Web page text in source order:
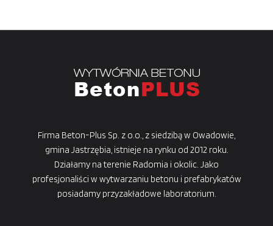
Firma Beton-Plus Sp. z o.o., z siedzibą w Owadowie,
gmina Jastrzębia, istnieje na rynku od 2012 roku.
Działamy na terenie Radomia i okolic. Jako
profesjonaliści w wytwarzaniu betonu i prefabrykatów
posiadamy przyzakładowe laboratorium.